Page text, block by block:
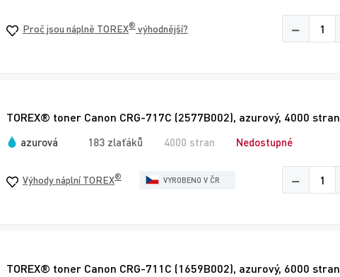
Proč jsou náplně TOREX® výhodnější? −
TOREX® toner Canon CRG-717C (2577B002), azurový, 4000 stran
azurová 183 zlaťáků 4000 stran Nedostupné
Výhody náplní TOREX® VYROBENO V ČR −
TOREX® toner Canon CRG-711C (1659B002), azurový, 6000 stran